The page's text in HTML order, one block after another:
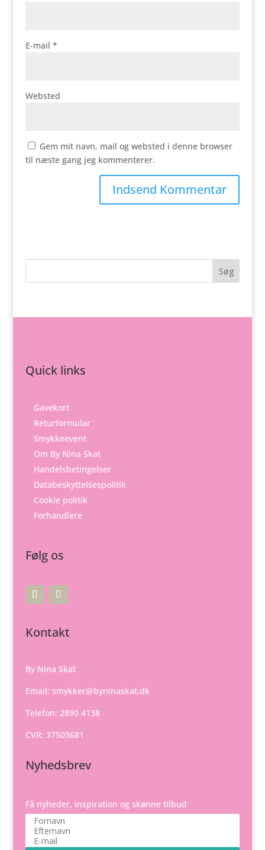
E-mail *
Websted
Gem mit navn, mail og websted i denne browser
til næste gang jeg kommenterer.
Quick links
Gavekort
Returformular
Smykkeevent
Om By Nina Skat
Handelsbetingelser
Databeskyttelsespolitik
Cookie politik
Forhandlere
Følg os
Kontakt
By Nina Skat
Email: smykker@byninaskat.dk
Telefon: 2890 4138
CVR: 37503681
Nyhedsbrev
Få nyheder, inspiration og skønne tilbud